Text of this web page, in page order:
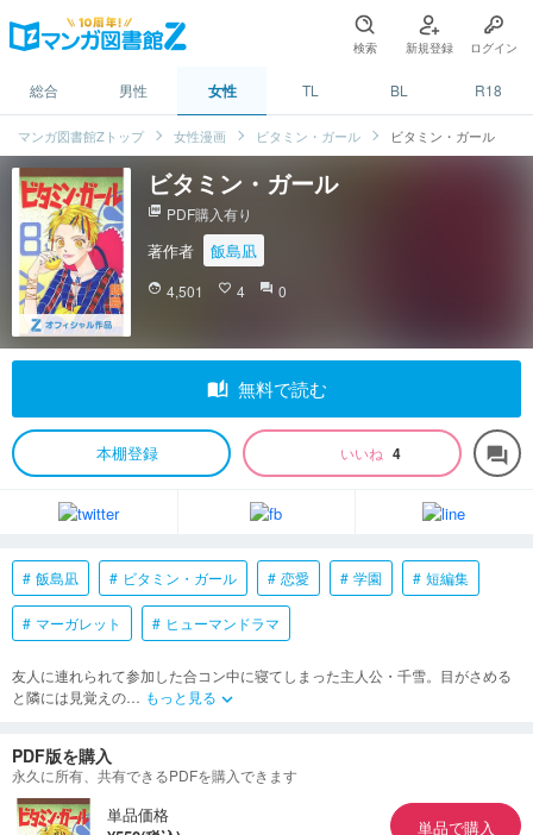
検索 新規登録 ログイン
総合 男性 女性 TL BL R18
マンガ図書館Zトップ 女性漫画 ビタミン・ガール ビタミン・ガール
ビタミン・ガール
picture_as_pdf PDF購入有り
著作者 飯島凪
face 4,501 favorite_border 4 question_answer 0
auto_stories 無料で読む
本棚登録 いいね 4 forum
飯島凪 ビタミン・ガール 恋愛 学園 短編集
マーガレット ヒューマンドラマ
友人に連れられて参加した合コン中に寝てしまった主人公・千雪。目がさめる
と隣には見覚えの… もっと見る keyboard_arrow_down
PDF版を購入
永久に所有、共有できるPDFを購入できます
単品価格
単品で購入